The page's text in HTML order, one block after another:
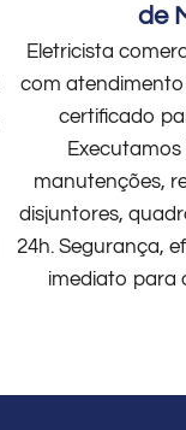
de
Eletricista
com
certificado
manutenções,
disjuntores,
24h. Segurança,
imediato para